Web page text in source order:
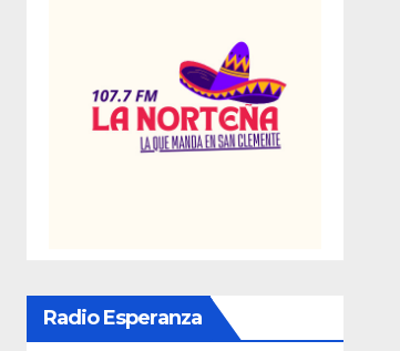
Radio Esperanza